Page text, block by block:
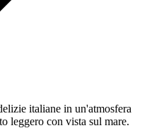
italiane in un'atmosfera
leggero con vista sul mare.